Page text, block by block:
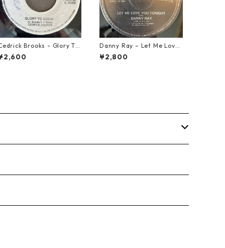
Brooks - Glory To
【7-21786】
Danny Ray – Let Me Love
You Tonight【12-30001】
¥2,800